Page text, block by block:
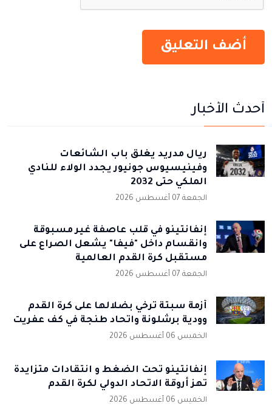
أحدث الأخبار
ريال مدريد يغلق باب الشائعات
وفينيسيوس جونيور يجدد الولاء للنادي
الملكي حتى 2032
الجمعة 07 أغسطس 2026
إنفانتينو في قلب عاصفة غير مسبوقة
وانقسام داخل "فيفا" يشعل الصراع على
مستقبل كرة القدم العالمية
الجمعة 07 أغسطس 2026
أزمة سبتة ترخي بضلالها على كرة القدم
وودية برشلونة واتحاد طنجة في كف عفريت
الخميس 06 أغسطس 2026
إنفانتينو تحت الضغط و انتقادات متزايدة
تهز أروقة الاتحاد الدولي لكرة القدم
الخميس 06 أغسطس 2026